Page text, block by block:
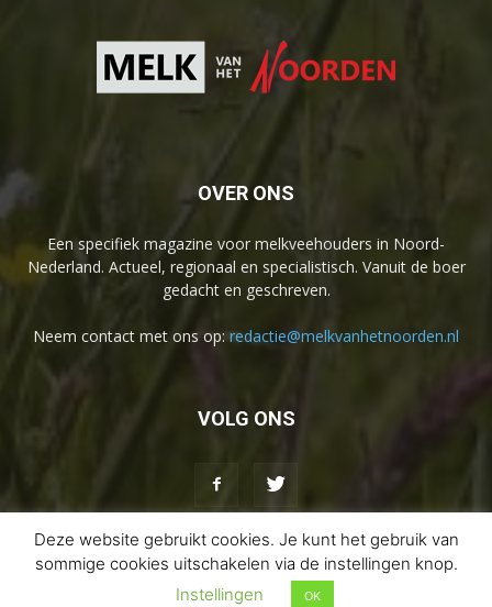
OVER ONS
Een specifiek magazine voor melkveehouders in Noord-
Nederland. Actueel, regionaal en specialistisch. Vanuit de boer
gedacht en geschreven.
Neem contact met ons op: redactie@melkvanhetnoorden.nl
VOLG ONS
Disclaimer Privacybeleid Contact
Deze website gebruikt cookies. Je kunt het gebruik van
sommige cookies uitschakelen via de instellingen knop.
Instellingen
OK